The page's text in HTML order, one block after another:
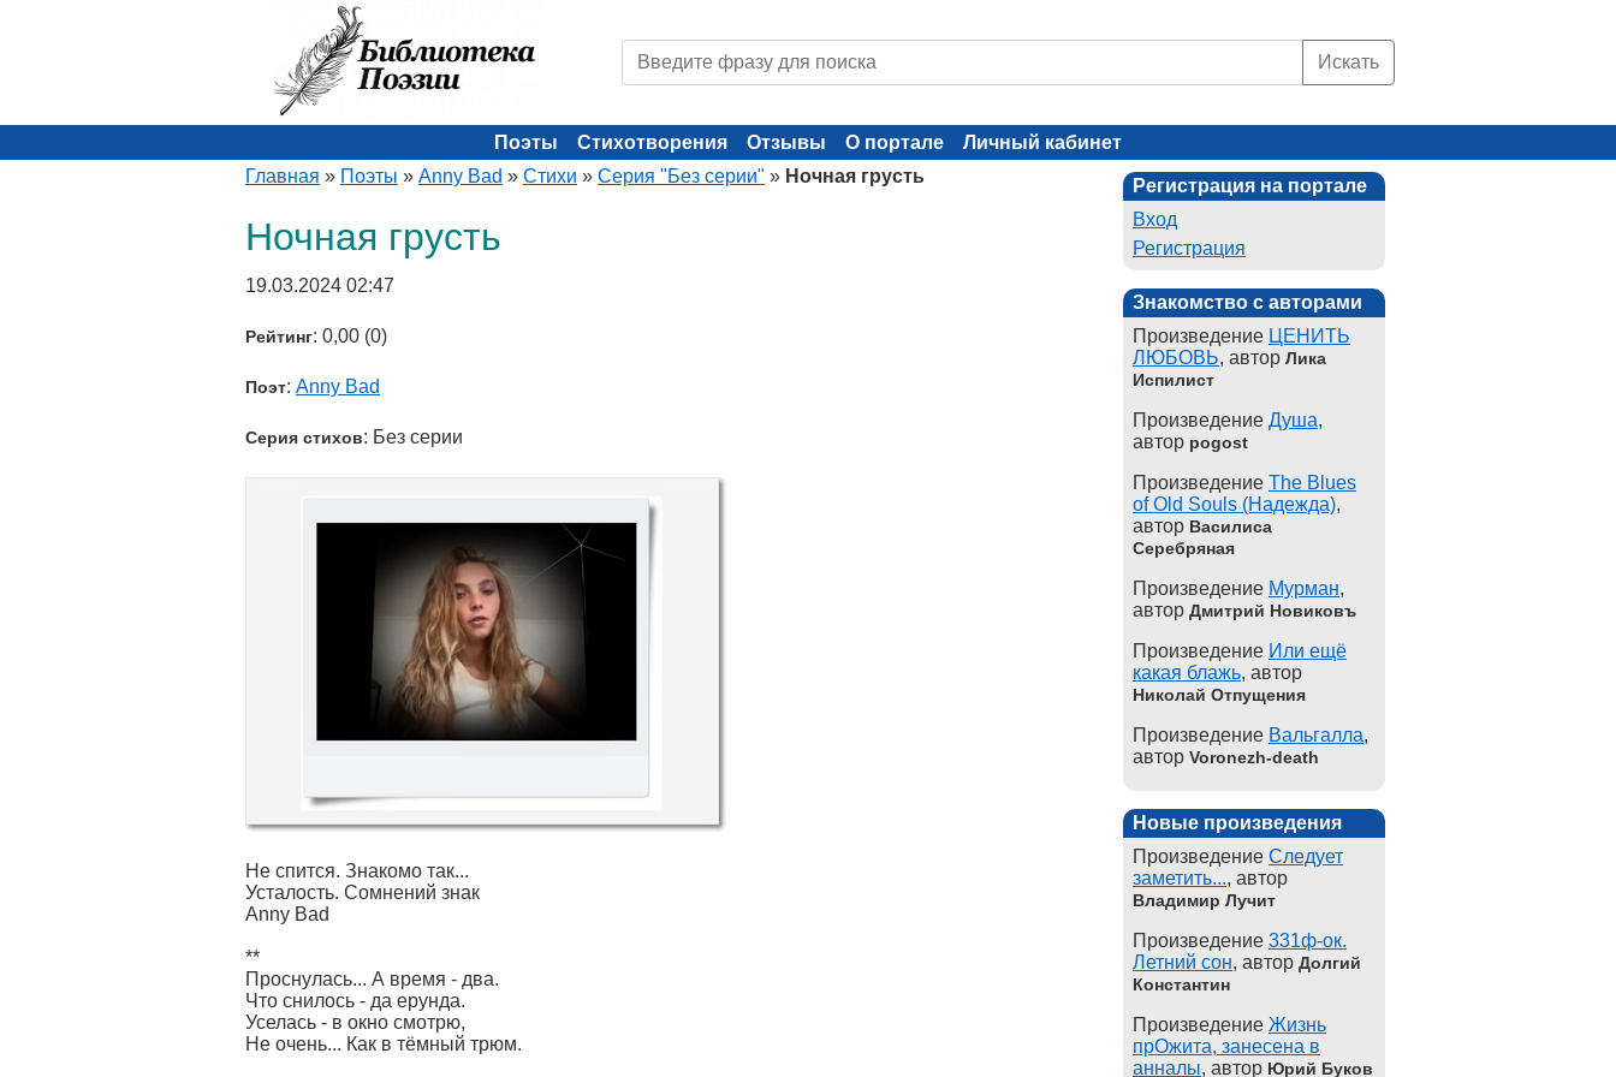
Искать
Поэты Стихотворения Отзывы О портале
Личный кабинет
Главная » Поэты » Anny Bad » Стихи » Серия "Без серии" » Ночная грусть
Ночная грусть
19.03.2024 02:47
Рейтинг: 0,00 (0)
Поэт: Anny Bad
Серия стихов: Без серии
Не спится. Знакомо так...
Усталость. Сомнений знак
Anny Bad
**
Проснулась... А время - два.
Что снилось - да ерунда.
Уселась - в окно смотрю,
Не очень... Как в тёмный трюм.
Регистрация на портале
Вход
Регистрация
Знакомство с авторами
Произведение ЦЕНИТЬ
ЛЮБОВЬ, автор Лика
Испилист
Произведение Душа,
автор pogost
Произведение The Blues
of Old Souls (Надежда),
автор Василиса
Серебряная
Произведение Мурман,
автор Дмитрий Новиковъ
Произведение Или ещё
какая блажь, автор
Николай Отпущения
Произведение Вальгалла,
автор Voronezh-death
Новые произведения
Произведение Следует
заметить..., автор
Владимир Лучит
Произведение 331ф-ок.
Летний сон, автор Долгий
Константин
Произведение Жизнь
прОжита, занесена в
анналы, автор Юрий Буков